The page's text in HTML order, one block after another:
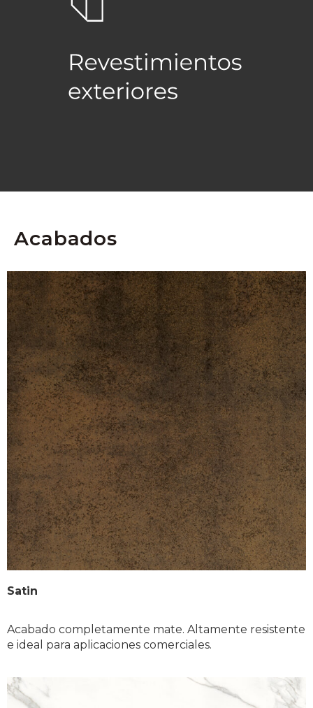
Acabados
Satin
Acabado completamente mate. Altamente resistente
e ideal para aplicaciones comerciales.